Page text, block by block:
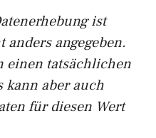
ist
anders angegeben.
einen tatsächlichen
kann aber auch
für diesen Wert